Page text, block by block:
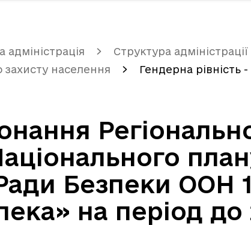
адміністрація Структура адміністрації
захисту населення
Гендерна рівність
Безпеки ООН
на період